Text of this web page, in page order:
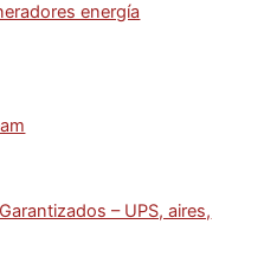
energía
– UPS, aires,